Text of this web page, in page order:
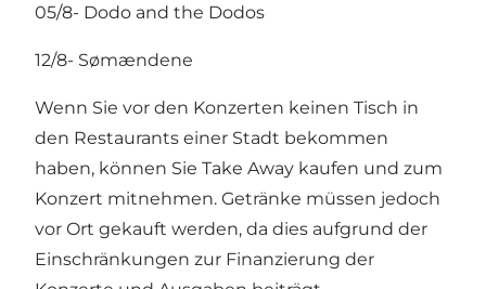
05/8- Dodo and the Dodos
12/8- Sømændene
Wenn Sie vor den Konzerten keinen Tisch in
den Restaurants einer Stadt bekommen
haben, können Sie Take Away kaufen und zum
Konzert mitnehmen. Getränke müssen jedoch
vor Ort gekauft werden, da dies aufgrund der
Einschränkungen zur Finanzierung der